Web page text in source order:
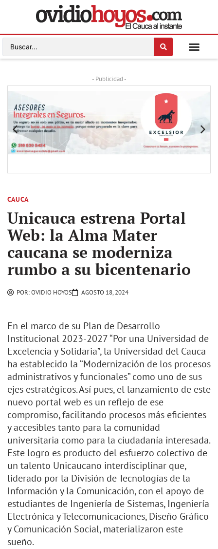
- Publicidad -
CAUCA
Unicauca estrena Portal
Web: la Alma Mater
caucana se moderniza
rumbo a su bicentenario
POR:OVIDIO HOYOS AGOSTO 18, 2024
En el marco de su Plan de Desarrollo
Institucional 2023-2027 “Por una Universidad de
Excelencia y Solidaria”, la Universidad del Cauca
ha establecido la “Modernización de los procesos
administrativos y funcionales” como uno de sus
ejes estratégicos. Así pues, el lanzamiento de este
nuevo portal web es un reflejo de ese
compromiso, facilitando procesos más eficientes
y accesibles tanto para la comunidad
universitaria como para la ciudadanía interesada.
Este logro es producto del esfuerzo colectivo de
un talento Unicaucano interdisciplinar que,
liderado por la División de Tecnologías de la
Información y la Comunicación, con el apoyo de
estudiantes de Ingeniería de Sistemas, Ingeniería
Electrónica y Telecomunicaciones, Diseño Gráfico
y Comunicación Social, materializaron este
sueño.